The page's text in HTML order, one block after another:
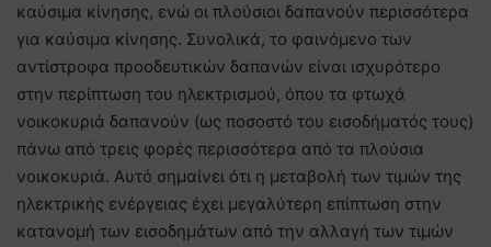
καύσιμα κίνησης, ενώ οι πλούσιοι δαπανούν περισσότερα
για καύσιμα κίνησης. Συνολικά, το φαινόμενο των
αντίστροφα προοδευτικών δαπανών είναι ισχυρότερο
στην περίπτωση του ηλεκτρισμού, όπου τα φτωχά
νοικοκυριά δαπανούν (ως ποσοστό του εισοδήματός τους)
πάνω από τρεις φορές περισσότερα από τα πλούσια
νοικοκυριά. Αυτό σημαίνει ότι η μεταβολή των τιμών της
ηλεκτρικής ενέργειας έχει μεγαλύτερη επίπτωση στην
κατανομή των εισοδημάτων από την αλλαγή των τιμών